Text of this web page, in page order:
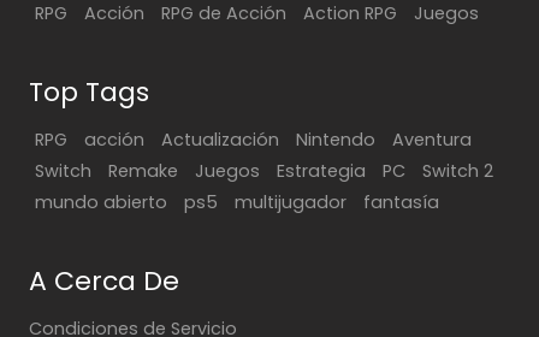
RPG Acción RPG de Acción Action RPG Juegos
Top Tags
RPG acción Actualización Nintendo
Aventura
Switch
Remake Juegos Estrategia PC
Switch 2
mundo abierto
ps5 multijugador fantasía
A Cerca De
Condiciones de Servicio